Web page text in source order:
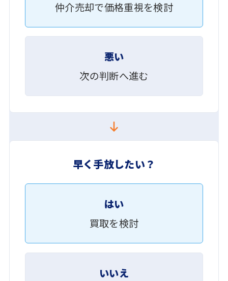
仲介売却で価格重視を検討
悪い
次の判断へ進む
早く手放したい？
はい
買取を検討
いいえ